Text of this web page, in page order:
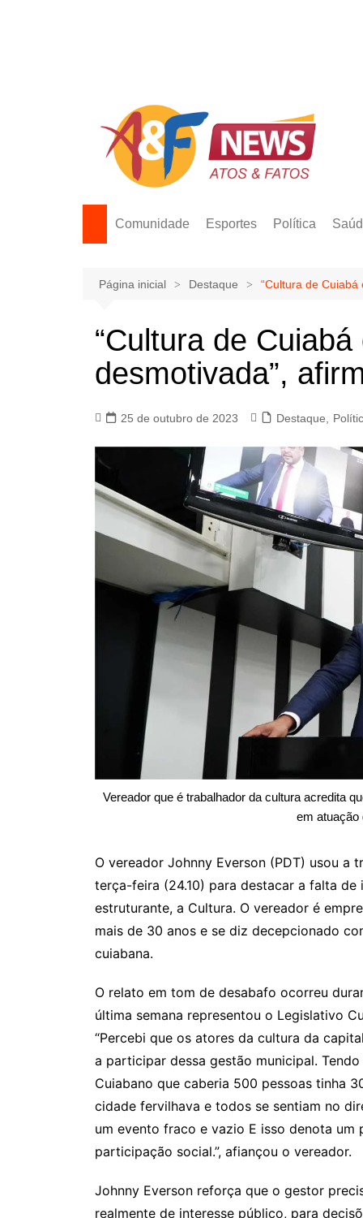
Comunidade Esportes Política
Página inicial Destaque “Cultura de
“Cultura de
desmotivada”,
25 de outubro de 2023 Destaque
Vereador que é trabalhador da cultura acredita
em atuação
O vereador Johnny Everson (PDT) usou a
terça-feira (24.10) para destacar a falta
estruturante, a Cultura. O vereador é
mais de 30 anos e se diz decepcionado
cuiabana.
O relato em tom de desabafo ocorreu
última semana representou o Legislativo
“Percebi que os atores da cultura da
a participar dessa gestão municipal.
Cuiabano que caberia 500 pessoas tinha
cidade fervilhava e todos se sentiam no
um evento fraco e vazio E isso denota
participação social.”, afiançou o vereador.
Johnny Everson reforça que o gestor
realmente de interesse público, para